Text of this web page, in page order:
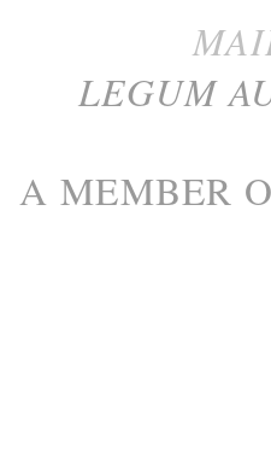
LEGUM
A MEMBER